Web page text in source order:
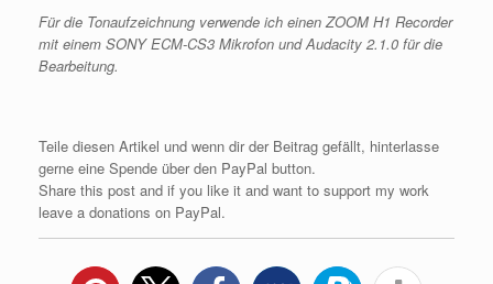
Für die Tonaufzeichnung verwende ich einen ZOOM H1 Recorder
mit einem SONY ECM-CS3 Mikrofon und Audacity 2.1.0 für die
Bearbeitung.
Teile diesen Artikel und wenn dir der Beitrag gefällt, hinterlasse
gerne eine Spende über den PayPal button.
Share this post and if you like it and want to support my work
leave a donations on PayPal.